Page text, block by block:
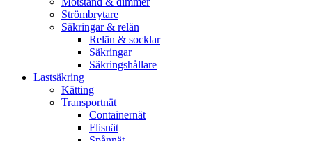
Strömbrytare
Säkringar & relän
Relän & socklar
Säkringar
Säkringshållare
Lastsäkring
Kätting
Transportnät
Containernät
Flisnät